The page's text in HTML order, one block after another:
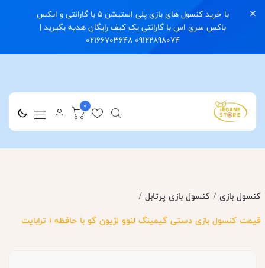
با خرید کنسول های بازی پلی استیشن 5 با گارانتی و ایکس
باکس سری اس با گارانتی یک کیف رایگان هدیه بگیرید |
09122898074 02166703648
0
کنسول بازی / کنسول بازی پرتابل /
قیمت کنسول بازی دستی گیمینگ لنوو لژیون گو با حافظه ۱ ترابایت